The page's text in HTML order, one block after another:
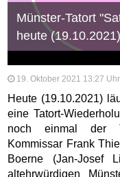
Münster-Tatort
heute
19. Oktober 2021 13:27 Uhr
Heute (19.10.2021)
eine Tatort-
noch einmal der
Kommissar Frank
Boerne (Jan-Josef
altehrwürdigen